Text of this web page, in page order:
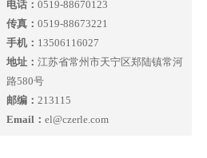
电话： 0519-88670123
传真： 0519-88673221
手机： 13506116027
地址： 江苏省常州市天宁区郑陆镇常河
路580号
邮编： 213115
Email： el@czerle.com